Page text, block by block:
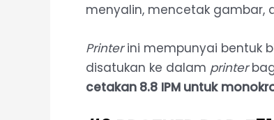
menyalin, mencetak gambar,
Printerini mempunyai bentuk
disatukan ke dalam printer
cetakan 8.8 IPM untuk